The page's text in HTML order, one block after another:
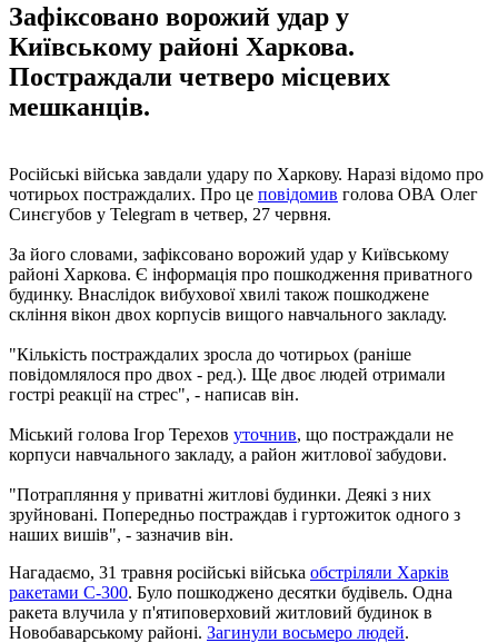
Зафіксовано ворожий удар у
Київському районі Харкова.
Постраждали четверо місцевих
мешканців.
Російські війська завдали удару по Харкову. Наразі відомо про
чотирьох постраждалих. Про це повідомив голова ОВА Олег
Синєгубов у Telegram в четвер, 27 червня.
За його словами, зафіксовано ворожий удар у Київському
районі Харкова. Є інформація про пошкодження приватного
будинку. Внаслідок вибухової хвилі також пошкоджене
скління вікон двох корпусів вищого навчального закладу.
"Кількість постраждалих зросла до чотирьох (раніше
повідомлялося про двох - ред.). Ще двоє людей отримали
гострі реакції на стрес", - написав він.
Міський голова Ігор Терехов уточнив, що постраждали не
корпуси навчального закладу, а район житлової забудови.
"Потрапляння у приватні житлові будинки. Деякі з них
зруйновані. Попередньо постраждав і гуртожиток одного з
наших вишів", - зазначив він.
Нагадаємо, 31 травня російські війська обстріляли Харків
ракетами С-300. Було пошкоджено десятки будівель. Одна
ракета влучила у п'ятиповерховий житловий будинок в
Новобаварському районі. Загинули восьмеро людей.